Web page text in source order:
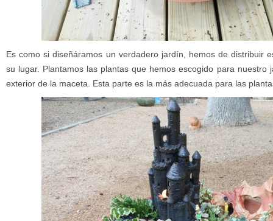
Es como si diseñáramos un verdadero jardín, hemos de distribuir
su lugar. Plantamos las plantas que hemos escogido para nuestro
exterior de la maceta. Esta parte es la más adecuada para las